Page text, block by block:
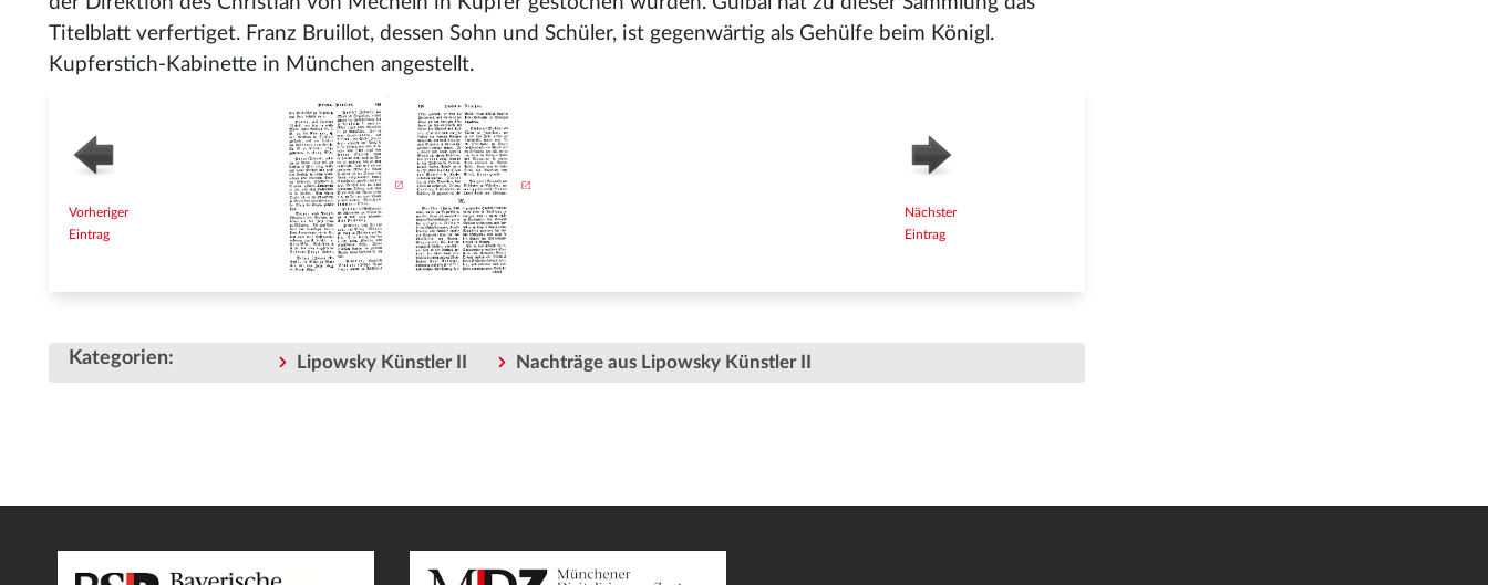
Titelblatt verfertiget. Franz Bruillot, dessen Sohn und Schüler, ist gegenwärtig als Gehülfe beim Königl.
Kupferstich-Kabinette in München angestellt.
Vorheriger
Eintrag
Nächster
Eintrag
Kategorien: Lipowsky Künstler II Nachträge aus Lipowsky Künstler II